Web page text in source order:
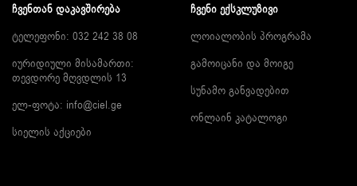
ᲩᲕᲔᲜᲗᲐᲜ ᲓᲐᲙᲐᲕᲨᲘᲠᲔᲑᲐ
ტელეფონი: 032 242 38 08
იურიდიული მისამართი:
თევდორე მღვდლის 13
ელ-ფოტა: info@ciel.ge
სიელის აქციები
ᲩᲕᲔᲜᲘ ᲔᲥᲡᲙᲚᲣᲖᲘᲕᲘ
ლოიალობის პროგრამა
გამოიცანი და მოიგე
სუნამო განვადებით
ონლაინ კატალოგი